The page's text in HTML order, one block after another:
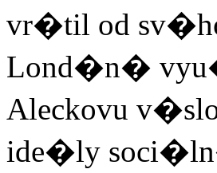
vr�til od
Lond�n�
Aleckovu
ide�ly